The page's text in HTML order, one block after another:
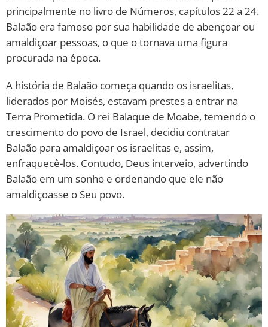
TERMO BÍBLICO JOGOS
QUEM SOMOS
LOJA BÍBLIAON
principalmente no livro de Números, capítulos 22 a 24.
Balaão era famoso por sua habilidade de abençoar ou
amaldiçoar pessoas, o que o tornava uma figura
procurada na época.
A história de Balaão começa quando os israelitas,
liderados por Moisés, estavam prestes a entrar na
Terra Prometida. O rei Balaque de Moabe, temendo o
crescimento do povo de Israel, decidiu contratar
Balaão para amaldiçoar os israelitas e, assim,
enfraquecê-los. Contudo, Deus interveio, advertindo
Balaão em um sonho e ordenando que ele não
amaldiçoasse o Seu povo.